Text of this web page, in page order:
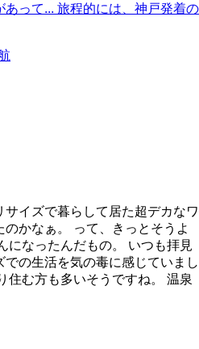
って... 旅程的には、神戸発着の
イズで暮らして居た超デカなワ
かなぁ。 って、きっとそうよ
になったんだもの。 いつも拝見
の生活を気の毒に感じていまし
住む方も多いそうですね。 温泉